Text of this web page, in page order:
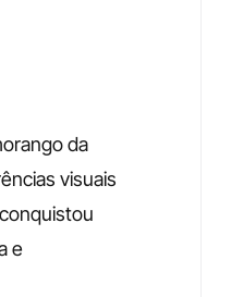
da
visuais
e